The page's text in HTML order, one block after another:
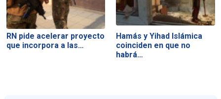
RN pide acelerar proyecto
que incorpora a las…
Hamás y Yihad Islámica
coinciden en que no
habrá…